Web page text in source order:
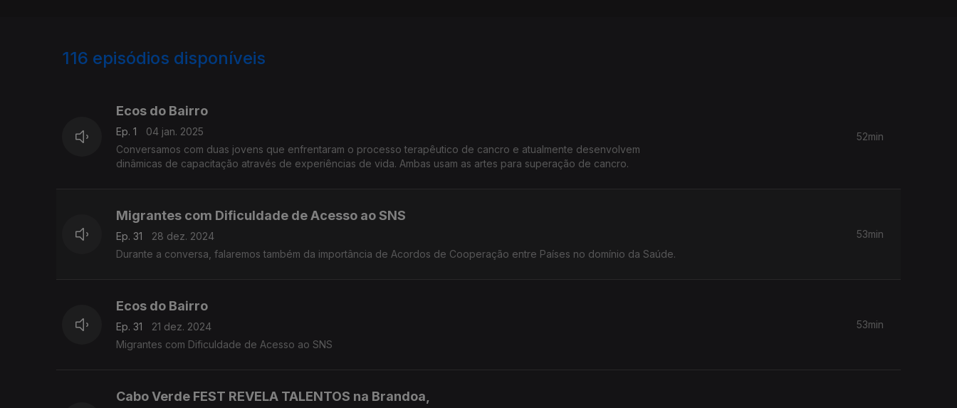
116 episódios disponíveis
Ecos do Bairro
Ep. 1
04 jan. 2025
Conversamos com duas jovens que enfrentaram o processo terapêutico de cancro e atualmente desenvolvem
dinâmicas de capacitação através de experiências de vida. Ambas usam as artes para superação de cancro.
52min
Migrantes com Dificuldade de Acesso ao SNS
Ep. 31
28 dez. 2024
Durante a conversa, falaremos também da importância de Acordos de Cooperação entre Países no domínio da Saúde.
53min
Ecos do Bairro
Ep. 31
21 dez. 2024
Migrantes com Dificuldade de Acesso ao SNS
53min
Cabo Verde FEST REVELA TALENTOS na Brandoa,